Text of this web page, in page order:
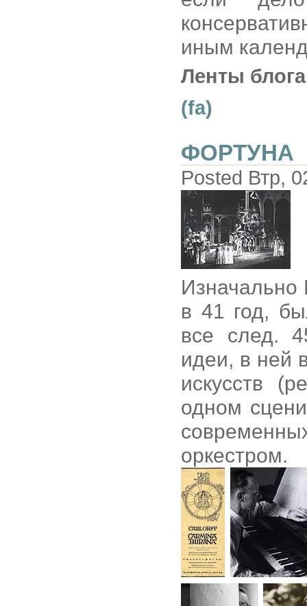
иным
Ленты
(fa)
ФОРТУНА
Posted Втр,
в 41 год,
все след.
идеи, в ней
искусств
одном
оркестром.